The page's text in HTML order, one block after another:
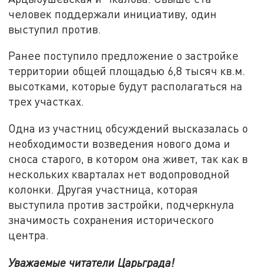
человек поддержали инициативу, один
выступил против.
Ранее поступило предложение о застройке
территории общей площадью 6,8 тысяч кв.м.
высотками, которые будут располагаться на
трех участках.
Одна из участниц обсуждений высказалась о
необходимости возведения нового дома и
сноса старого, в котором она живет, так как в
нескольких кварталах нет водопроводной
колонки. Другая участница, которая
выступила против застройки, подчеркнула
значимость сохранения исторического
центра.
Уважаемые читатели Царьграда!